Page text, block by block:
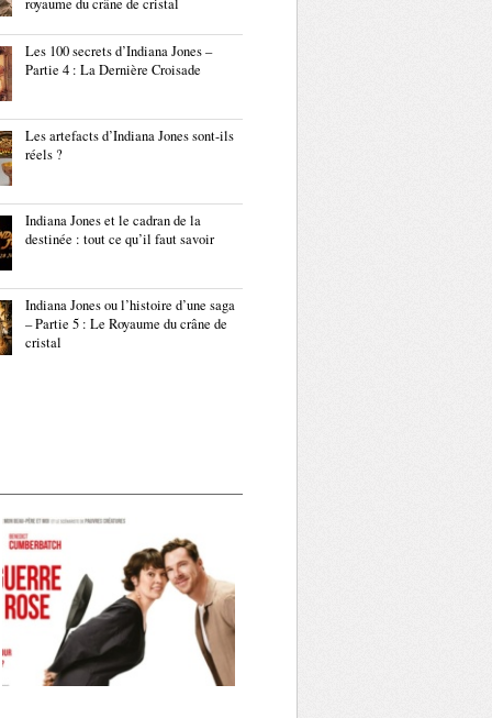
royaume du crâne de cristal
Les 100 secrets d’Indiana Jones –
Partie 4 : La Dernière Croisade
Les artefacts d’Indiana Jones sont-ils
réels ?
Indiana Jones et le cadran de la
destinée : tout ce qu’il faut savoir
Indiana Jones ou l’histoire d’une saga
– Partie 5 : Le Royaume du crâne de
cristal